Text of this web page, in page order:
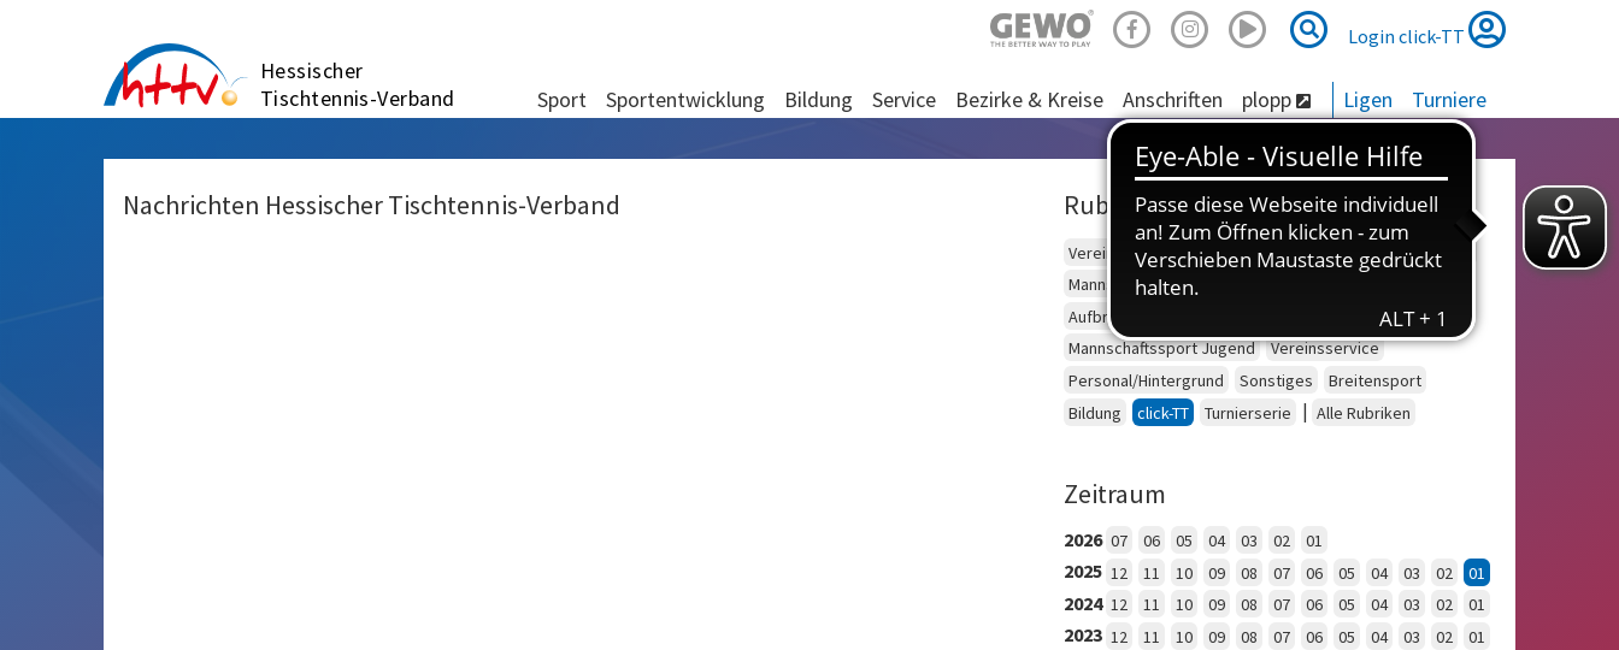
Hessischer
Tischtennis-Verband
Suche
Suche
Login click-TT
Sport Sportentwicklung Bildung Service Bezirke & Kreise Anschriften plopp Ligen Turniere
Nachrichten Hessischer Tischtennis-Verband Rubriken
Vereinsberatung Schulsport
Einzelsport Erwachsene
Mannschaftssport Erwachsene
Aufbruch
Mannschaftssport Jugend
Vereinsservice
Personal/Hintergrund
Sonstiges
Breitensport
Bildung
click-TT Turnierserie | Alle Rubriken
Zeitraum
2026 07 06 05 04 03 02 01
2025 12 11 10 09 08 07 06 05 04 03 02 01
2024 12 11 10 09 08 07 06 05 04 03 02 01
2023 12 11 10 09 08 07 06 05 04 03 02
01